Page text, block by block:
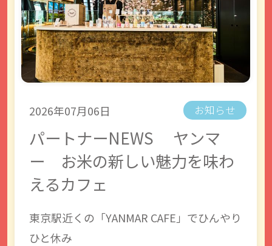
2026年07月06日 お知らせ
パートナーNEWS ヤンマ
ー お米の新しい魅力を味わ
えるカフェ
東京駅近くの「YANMAR CAFE」でひんやり
ひと休み